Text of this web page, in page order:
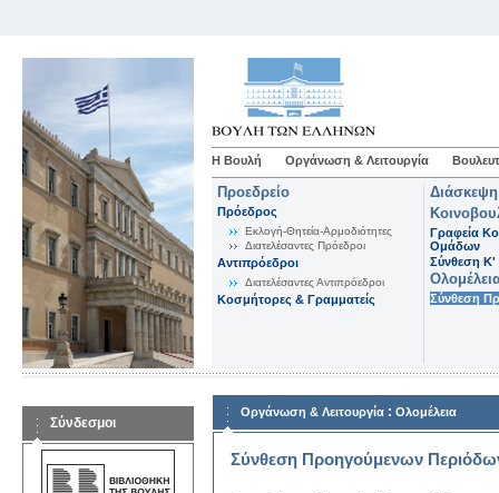
Η Βουλή Οργάνωση & Λειτουργία
Προεδρείο
Πρόεδρος
Εκλογή-Θητεία-Αρμοδιότητες
Διατελέσαντες Πρόεδροι
Αντιπρόεδροι
Διατελέσαντες Αντιπρόεδροι
Κοσμήτορες & Γραμματείς
Γραφεία
Ομάδων
Σύνθεση K'
Σύνθεση
Σύνδεσμοι
Οργάνωση & Λειτουργία : Ολομέλεια
Σύνθεση Προηγούμενων